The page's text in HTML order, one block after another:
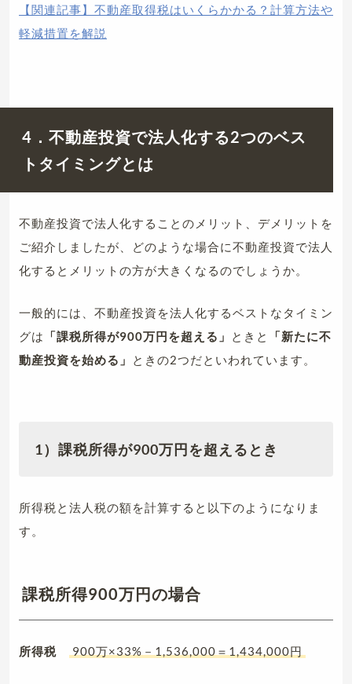
【関連記事】不動産取得税はいくらかかる？計算方法や
軽減措置を解説
4．不動産投資で法人化する2つのベス
トタイミングとは
不動産投資で法人化することのメリット、デメリットを
ご紹介しましたが、どのような場合に不動産投資で法人
化するとメリットの方が大きくなるのでしょうか。
一般的には、不動産投資を法人化するベストなタイミン
グは
「課税所得が900万円を超える」 ときと
「新たに不
動産投資を始める」
ときの2つだといわれています。
1）課税所得が900万円を超えるとき
所得税と法人税の額を計算すると以下のようになりま
す。
課税所得900万円の場合
所得税 900万×33%－1,536,000＝1,434,000円